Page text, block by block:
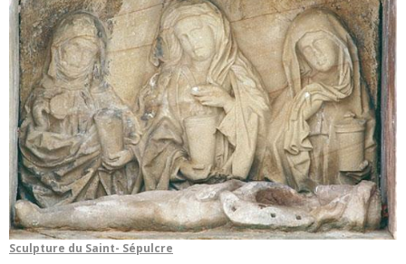
Sculpture du Saint- Sépulcre